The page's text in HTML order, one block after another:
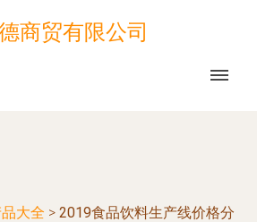
商贸有限公司
大全 > 2019食品饮料生产线价格分